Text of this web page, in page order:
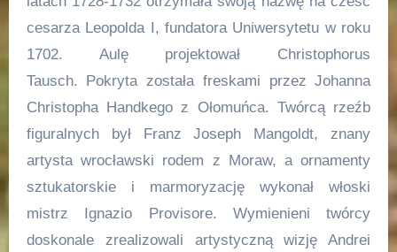
cesarza Leopolda I, fundatora Uniwersytetu w roku
1702. Aulę projektował Christophorus
Tausch. Pokryta została freskami przez Johanna
Christopha Handkego z Ołomuńca. Twórcą rzeźb
figuralnych był Franz Joseph Mangoldt, znany
artysta wrocławski rodem z Moraw, a ornamenty
sztukatorskie i marmoryzację wykonał włoski
mistrz Ignazio Provisore. Wymienieni twórcy
doskonale zrealizowali artystyczną wizję Andrei